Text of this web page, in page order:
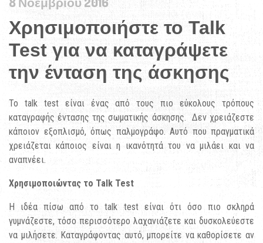
Χρησιμοποιήστε το Talk
Test για να καταγράψετε
την ένταση της άσκησης
Το talk test είναι ένας από τους πιο εύκολους τρόπους
καταγραφής έντασης της σωματικής άσκησης. Δεν χρειάζεστε
κάποιον εξοπλισμό, όπως παλμογράφο. Αυτό που πραγματικά
χρειάζεται κάποιος είναι η ικανότητά του να μιλάει και να
αναπνέει.
Χρησιμοποιώντας το Talk Test
Η ιδέα πίσω από το talk test είναι ότι όσο πιο σκληρά
γυμνάζεστε, τόσο περισσότερο λαχανιάζετε και δυσκολεύεστε
να μιλήσετε. Καταγράφοντας αυτό, μπορείτε να καθορίσετε αν